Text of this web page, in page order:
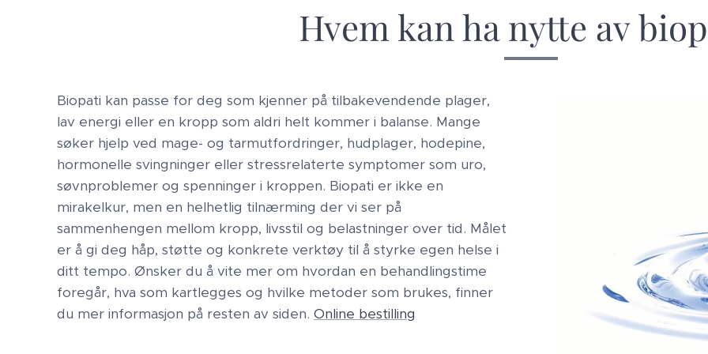
Hvem kan ha nytte av
Biopati kan passe for deg som kjenner på tilbakevendende plager,
lav energi eller en kropp som aldri helt kommer i balanse. Mange
søker hjelp ved mage- og tarmutfordringer, hudplager, hodepine,
hormonelle svingninger eller stressrelaterte symptomer som uro,
søvnproblemer og spenninger i kroppen. Biopati er ikke en
mirakelkur, men en helhetlig tilnærming der vi ser på
sammenhengen mellom kropp, livsstil og belastninger over tid. Målet
er å gi deg håp, støtte og konkrete verktøy til å styrke egen helse i
ditt tempo. Ønsker du å vite mer om hvordan en behandlingstime
foregår, hva som kartlegges og hvilke metoder som brukes, finner
du mer informasjon på resten av siden. Online bestilling